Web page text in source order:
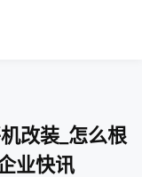
改装_怎么根
业快讯